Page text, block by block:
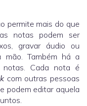
permite mais do que
notas podem ser
gravar áudio ou
mão. Também há a
notas. Cada nota é
com outras pessoas
podem editar aquela